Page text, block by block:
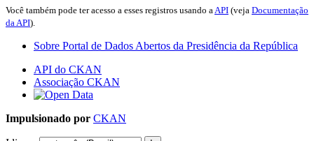
Você também pode ter acesso a esses registros usando a API (veja Documentação
da API).
Sobre Portal de Dados Abertos da Presidência da República
API do CKAN
Associação CKAN
Impulsionado por CKAN